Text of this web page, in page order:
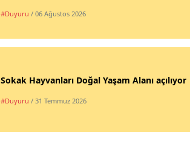
#Duyuru / 06 Ağustos 2026
Sokak Hayvanları Doğal Yaşam Alanı açılıyor
#Duyuru / 31 Temmuz 2026